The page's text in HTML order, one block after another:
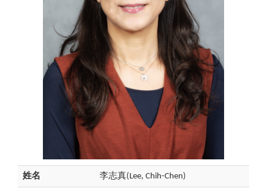
姓名 李志真(Lee, Chih-Chen)